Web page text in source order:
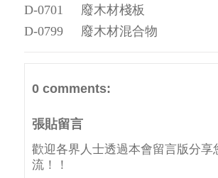
D-0701
廢木材棧板
D-0799
廢木材混合物
0 comments:
張貼留言
歡迎各界人士透過本會留言版分
流！！